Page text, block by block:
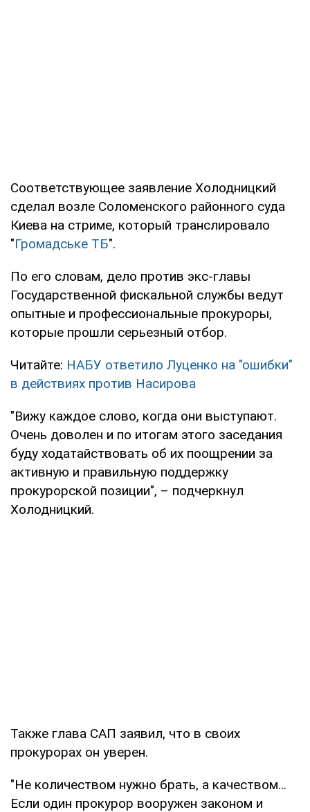
Соответствующее заявление Холодницкий
сделал возле Соломенского районного суда
Киева на стриме, который транслировало
"Громадське ТБ".
По его словам, дело против экс-главы
Государственной фискальной службы ведут
опытные и профессиональные прокуроры,
которые прошли серьезный отбор.
Читайте: НАБУ ответило Луценко на "ошибки"
в действиях против Насирова
"Вижу каждое слово, когда они выступают.
Очень доволен и по итогам этого заседания
буду ходатайствовать об их поощрении за
активную и правильную поддержку
прокурорской позиции", – подчеркнул
Холодницкий.
Также глава САП заявил, что в своих
прокурорах он уверен.
"Не количеством нужно брать, а качеством…
Если один прокурор вооружен законом и